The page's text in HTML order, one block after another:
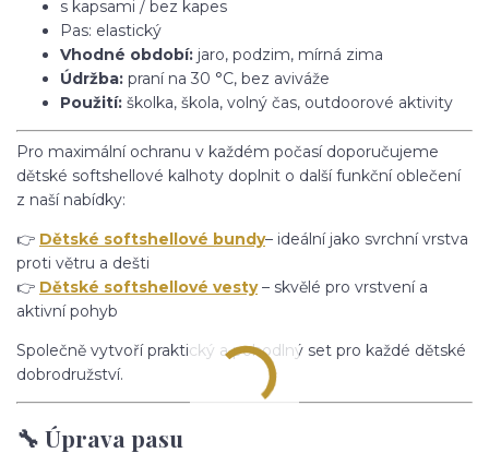
s kapsami / bez kapes
Pas: elastický
Vhodné období: jaro, podzim, mírná zima
Údržba: praní na 30 °C, bez aviváže
Použití: školka, škola, volný čas, outdoorové aktivity
Pro maximální ochranu v každém počasí doporučujeme
dětské softshellové kalhoty doplnit o další funkční oblečení
z naší nabídky:
👉 Dětské softshellové bundy– ideální jako svrchní vrstva
proti větru a dešti
👉 Dětské softshellové vesty– skvělé pro vrstvení a
aktivní pohyb
Společně vytvoří praktický a pohodlný set pro každé dětské
dobrodružství.
🔧 Úprava pasu